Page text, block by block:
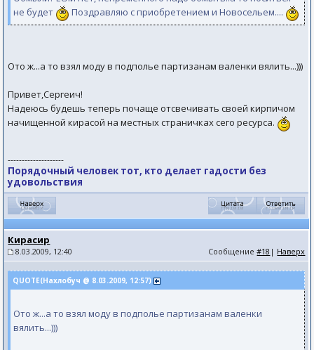
не будет
Поздравляю с приобретением и Новосельем....
Ото ж...а то взял моду в подполье партизанам валенки вялить...)))
Привет,Сергеич!
Надеюсь будешь теперь почаще отсвечивать своей кирпичом
начищенной кирасой на местных страничках сего ресурса.
--------------------
Порядочный человек тот, кто делает гадости без
удовольствия
Кирасир
8.03.2009, 12:40 Сообщение#18 | Наверх
QUOTE(Нахлобуч @ 8.03.2009, 12:57)
Ото ж...а то взял моду в подполье партизанам валенки
вялить...)))